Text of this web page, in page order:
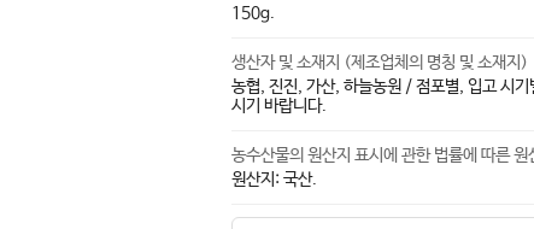
150g.
생산자 및 소재지 (제조업체의 명칭 및 소재지)
농협, 진진, 가산, 하늘농원 / 점포별, 입고 시
시기 바랍니다.
농수산물의 원산지 표시에 관한 법률에 따른 원
원산지: 국산.